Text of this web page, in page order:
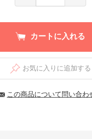
カートに入れる
お気に入りに追加する
この商品について問い合わ